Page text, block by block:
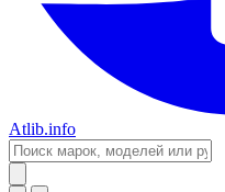
Atlib.info